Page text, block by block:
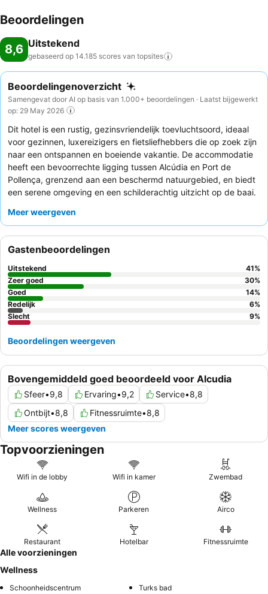
Beoordelingen
8,6 Uitstekend
gebaseerd op 14.185 scores van topsites
Beoordelingenoverzicht
Samengevat door AI op basis van 1.000+ beoordelingen · Laatst bijgewerkt
op: 29 May 2026
Dit hotel is een rustig, gezinsvriendelijk toevluchtsoord, ideaal
voor gezinnen, luxereizigers en fietsliefhebbers die op zoek zijn
naar een ontspannen en boeiende vakantie. De accommodatie
heeft een bevoorrechte ligging tussen Alcúdia en Port de
Pollença, grenzend aan een beschermd natuurgebied, en biedt
een serene omgeving en een schilderachtig uitzicht op de baai.
uitzicht en uitgebreide faciliteiten, of van de verschillende
hoofdzwembad en een optie alleen voor volwassenen. Het
uitzonderlijke personeel, van het vrolijke schoonmaakteam tot
de toegewijde bar- en restaurantteams, wordt consequent
geprezen om hun vriendelijkheid en oplettendheid, wat een
aanvulling is op het heerlijke en gevarieerde
. Voor
een echt rustige ervaring kunnen gasten het beste een kamer
met uitzicht op de tuin aanvragen om mogelijke geluidsoverlast
Meer weergeven
Bovengemiddeld goed beoordeeld voor Alcudia
Sfeer•9,8 Ervaring•9,2 Service•8,8
Ontbijt•8,8 Fitnessruimte•8,8
Meer scores weergeven
Gastenbeoordelingen
Uitstekend 41%
Zeer goed
30%
Goed
14%
Redelijk
6%
Slecht
9%
Beoordelingen weergeven
Topvoorzieningen
Wifi in de lobby Wifi in kamer Zwembad
Wellness Parkeren Airco
Restaurant Hotelbar Fitnessruimte
Alle voorzieningen
Wellness
Schoonheidscentrum Turks bad